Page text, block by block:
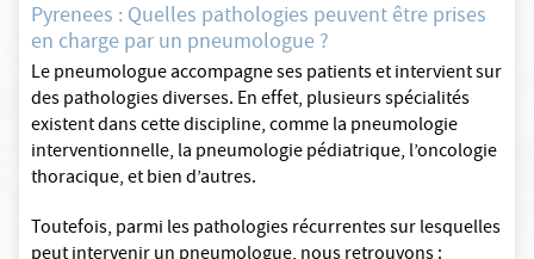
Pyrenees : Quelles pathologies peuvent être prises
en charge par un pneumologue ?
Le pneumologue accompagne ses patients et intervient sur
des pathologies diverses. En effet, plusieurs spécialités
existent dans cette discipline, comme la pneumologie
interventionnelle, la pneumologie pédiatrique, l’oncologie
thoracique, et bien d’autres.
Toutefois, parmi les pathologies récurrentes sur lesquelles